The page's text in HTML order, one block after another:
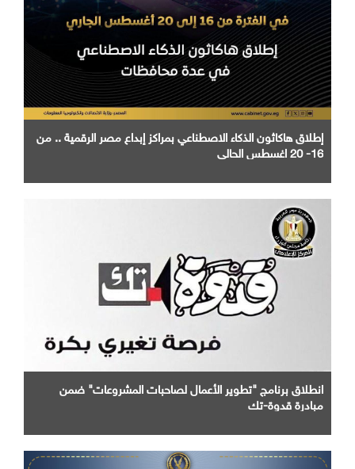
إطلاق هاكاثون الذكاء الاصطناعي بمراكز إبداع مصر الرقمية .. من
16- 20 اغسطس الحالي
انطلاق برنامج "تطوير الأعمال لصاحبات المشروعات" ضمن
مبادرة قدوة-تك